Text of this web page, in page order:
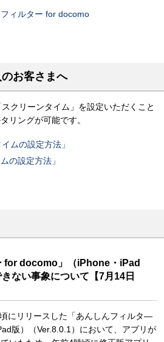
ィルター for docomo
お客さまへ
クリーンタイム」を設定いただくこと
リングが可能です。
ムの設定方法」
の設定方法」
for docomo」（iPhone・iPad
ない事象について【7月14日
にリリースした「あんしんフィルタ―
版）（Ver.8.0.1）において、アプリが